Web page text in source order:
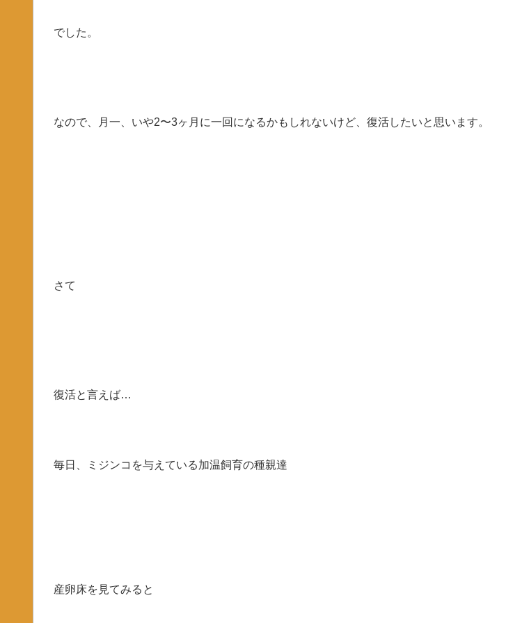
でした。
なので、月一、いや2〜3ヶ月に一回になるかもしれないけど、復活したいと思います。
さて
復活と言えば…
毎日、ミジンコを与えている加温飼育の種親達
産卵床を見てみると